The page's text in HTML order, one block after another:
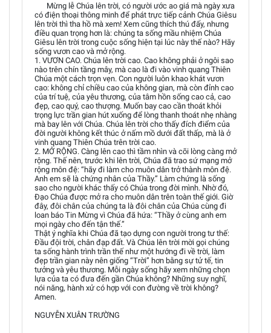
Mừng lễ Chúa lên trời, có người ước ao giá mà ngày xưa
có điện thoại thông minh để phát trực tiếp cảnh Chúa Giêsu
lên trời thì tha hồ mà xem! Xem cũng thích thú đấy, nhưng
điều quan trọng hơn là: chúng ta sống mầu nhiệm Chúa
Giêsu lên trời trong cuộc sống hiện tại lúc này thế nào? Hãy
sống vươn cao và mở rộng.
1. VƯƠN CAO. Chúa lên trời cao. Cao không phải ở ngôi sao
nào trên chín tầng mây, mà cao là đi vào vinh quang Thiên
Chúa một cách trọn vẹn. Con người luôn khao khát vươn
cao: không chỉ chiều cao của không gian, mà còn đỉnh cao
của trí tuệ, của yêu thương, của tâm hồn sống cao cả, cao
đẹp, cao quý, cao thượng. Muốn bay cao cần thoát khỏi
trọng lực trần gian hút xuống để lòng thanh thoát nhẹ nhàng
mà bay lên với Chúa. Chúa lên trời cho thấy đích điểm của
đời người không kết thúc ở nấm mồ dưới đất thấp, mà là ở
vinh quang Thiên Chúa trên trời cao.
2. MỞ RỘNG. Càng lên cao thì tầm nhìn và cõi lòng càng mở
rộng. Thế nên, trước khi lên trời, Chúa đã trao sứ mạng mở
rộng môn đệ: “hãy đi làm cho muôn dân trở thành môn đệ.
Anh em sẽ là chứng nhân của Thầy.” Làm chứng là sống
sao cho người khác thấy có Chúa trong đời mình. Nhờ đó,
Đạo Chúa được mở ra cho muôn dân trên toàn thế giới. Giờ
đây, đôi chân của chúng ta là đôi chân của Chúa cùng đi
loan báo Tin Mừng vì Chúa đã hứa: “Thầy ở cùng anh em
mọi ngày cho đến tận thế.”
Thật ý nghĩa khi Chúa đã tạo dựng con người trong tư thế:
Đầu đội trời, chân đạp đất. Và Chúa lên trời mời gọi chúng
ta sống hành trình trần thế như một hướng đi về trời, làm
đẹp trần gian này nên giống “Trời” hơn bằng sự tử tế, tin
tưởng và yêu thương. Mỗi ngày sống hãy xem những chọn
lựa của ta có đưa đến gần Chúa không? Những suy nghĩ,
nói năng, hành xử có hợp với con đường về trời không?
Amen.
NGUYỄN XUÂN TRƯỜNG